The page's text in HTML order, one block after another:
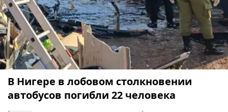
В Нигере в лобовом столкновении
автобусов погибли 22 человека